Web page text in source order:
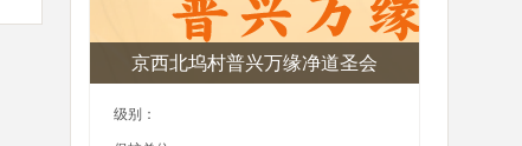
京西北坞村普兴万缘净道圣会
级别：